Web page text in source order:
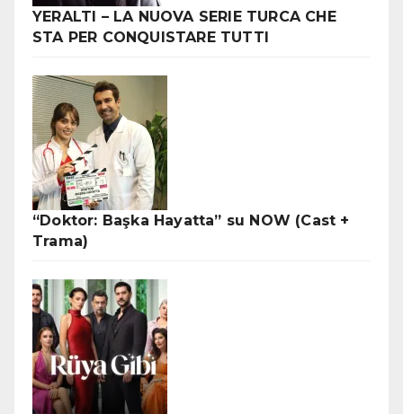
YERALTI – LA NUOVA SERIE TURCA CHE
STA PER CONQUISTARE TUTTI
“Doktor: Başka Hayatta” su NOW (Cast +
Trama)